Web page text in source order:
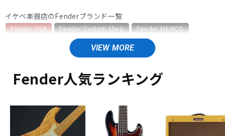
パーカッション
キーボード 電子ピアノ
管楽器 その他楽器
イケベ楽器店のFenderブランド一覧
Fender USA Fender Custom Shop
Fender MEXICO
Fender Made in Japan
Fender Standard Series
Fender Japan
Fender USAのカテゴリ
エレキギター/テレキャスター・TLタイプ
エレキギター/ジャズマスター・JMタイプ
エレキギター/ジャガー・JGタイプ
Fender人気ランキング